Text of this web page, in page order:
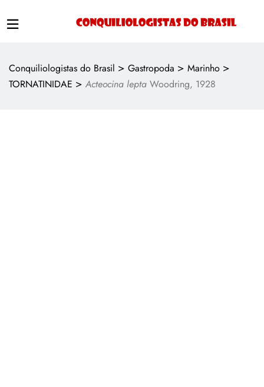
Conquiliologistas do Brasil > Gastropoda > Marinho >
TORNATINIDAE > Acteocina lepta Woodring, 1928